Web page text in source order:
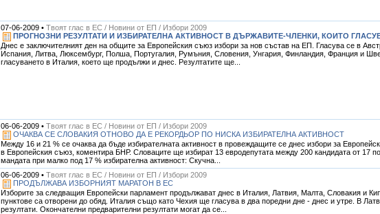
07-06-2009 • Твоят глас в ЕС / Новини от ЕП / Избори 2009
ПРОГНОЗНИ РЕЗУЛТАТИ И ИЗБИРАТЕЛНА АКТИВНОСТ В ДЪРЖАВИТЕ-ЧЛЕНКИ, КОИТО
Днес е заключителният ден на общите за Европейския съюз избори за нов състав на ЕП. Гласува се в
Испания, Литва, Люксембург, Полша, Португалия, Румъния, Словения, Унгария, Финландия, Франция и
гласуването в Италия, което ще продължи и днес. Резултатите ще...
06-06-2009 • Твоят глас в ЕС / Новини от ЕП / Избори 2009
ОЧАКВА СЕ СЛОВАКИЯ ОТНОВО ДА Е РЕКОРДЬОР ПО НИСКА ИЗБИРАТЕЛНА АКТИВНОСТ
Между 16 и 21 % се очаква да бъде избирателната активност в провеждащите се днес избори за
в Европейския съюз, коментира БНР. Словаците ще избират 13 евродепутата между 200 кандидата от 17
мандата при малко под 17 % избирателна активност: Скучна...
06-06-2009 • Твоят глас в ЕС / Новини от ЕП / Избори 2009
ПРОДЪЛЖАВА ИЗБОРНИЯТ МАРАТОН В ЕС
Изборите за следващия Европейски парламент продължават днес в Италия, Латвия, Малта, Словакия и
пунктове са отворени до обяд. Италия също като Чехия ще гласува в два поредни дне - днес и утре. В
резултати. Окончателни предварителни резултати могат да се...